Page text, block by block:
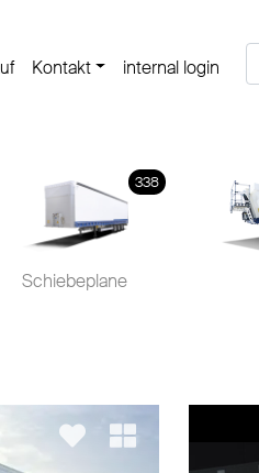
Kontakt internal login
Schiebeplane
338